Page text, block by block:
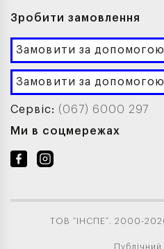
Зробити замовлення
Замовити за
Замовити за
Сервіс: (067) 6000 297
Ми в соцмережах
ТОВ “ІНСПЕ”. 2000-2026
Публічний